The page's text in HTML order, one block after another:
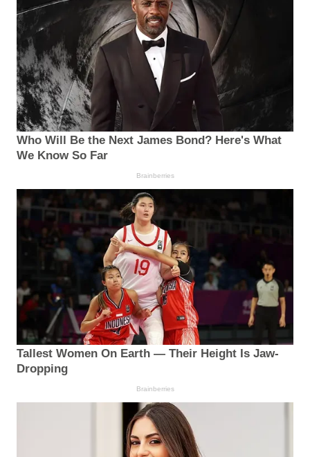
Who Will Be the Next James Bond? Here's What
We Know So Far
Brainberries
Tallest Women On Earth — Their Height Is Jaw-
Dropping
Brainberries